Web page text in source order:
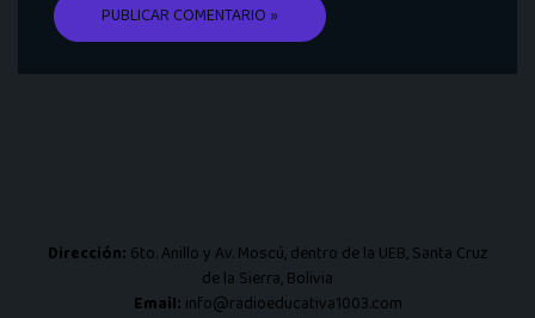
Dirección: 6to. Anillo y Av. Moscú, dentro de la UEB, Santa Cruz
de la Sierra, Bolivia
Email: info@radioeducativa1003.com